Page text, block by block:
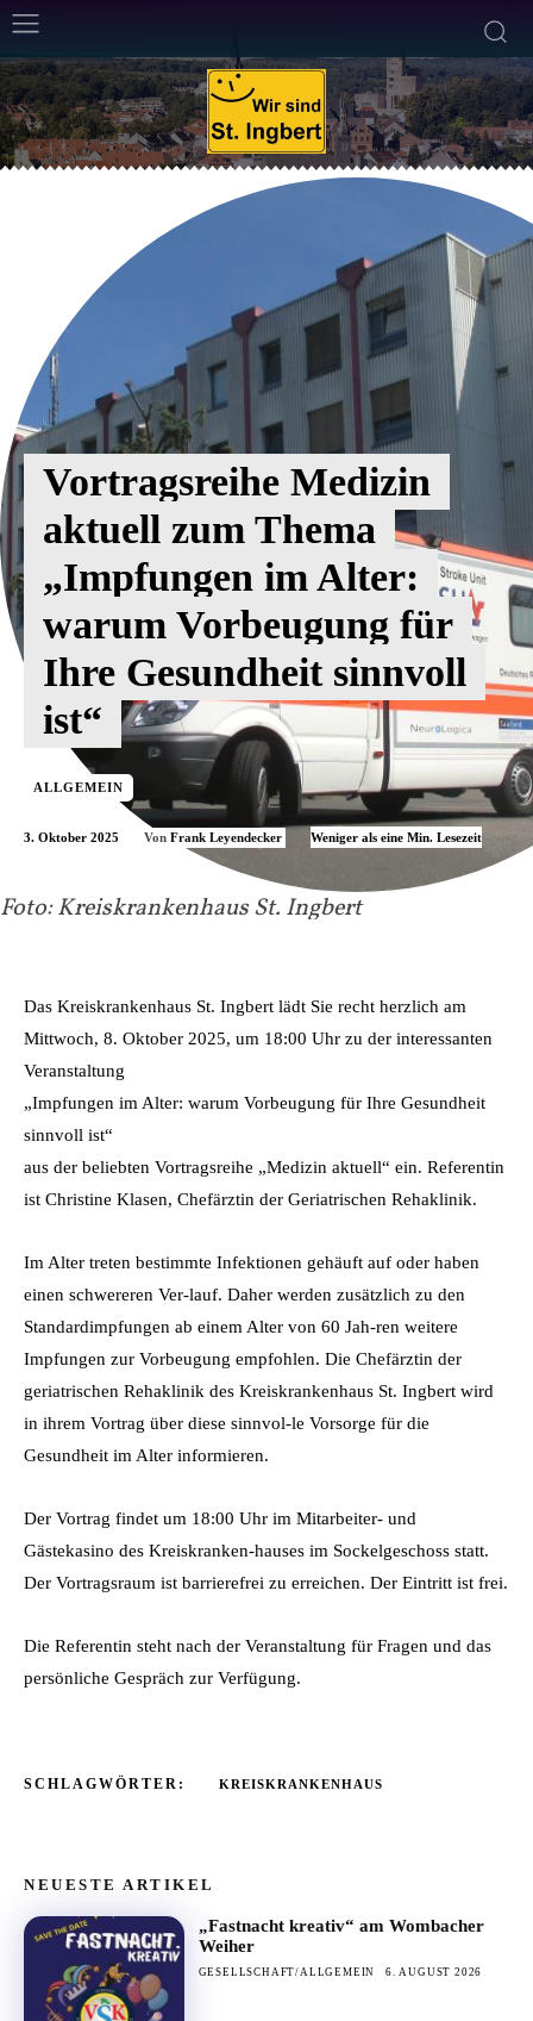
Foto: Kreiskrankenhaus St. Ingbert
Vortragsreihe Medizin
aktuell zum Thema
„Impfungen im Alter:
warum Vorbeugung für
Ihre Gesundheit sinnvoll
ist“
ALLGEMEIN
3. Oktober 2025 Von Frank Leyendecker Weniger als eine Min. Lesezeit
Das Kreiskrankenhaus St. Ingbert lädt Sie recht herzlich am
Mittwoch, 8. Oktober 2025, um 18:00 Uhr zu der interessanten
Veranstaltung
„Impfungen im Alter: warum Vorbeugung für Ihre Gesundheit
sinnvoll ist“
aus der beliebten Vortragsreihe „Medizin aktuell“ ein. Referentin
ist Christine Klasen, Chefärztin der Geriatrischen Rehaklinik.
Im Alter treten bestimmte Infektionen gehäuft auf oder haben
einen schwereren Ver-lauf. Daher werden zusätzlich zu den
Standardimpfungen ab einem Alter von 60 Jah-ren weitere
Impfungen zur Vorbeugung empfohlen. Die Chefärztin der
geriatrischen Rehaklinik des Kreiskrankenhaus St. Ingbert wird
in ihrem Vortrag über diese sinnvol-le Vorsorge für die
Gesundheit im Alter informieren.
Der Vortrag findet um 18:00 Uhr im Mitarbeiter- und
Gästekasino des Kreiskranken-hauses im Sockelgeschoss statt.
Der Vortragsraum ist barrierefrei zu erreichen. Der Eintritt ist frei.
Die Referentin steht nach der Veranstaltung für Fragen und das
persönliche Gespräch zur Verfügung.
SCHLAGWÖRTER: KREISKRANKENHAUS
NEUESTE ARTIKEL
„Fastnacht kreativ“ am Wombacher
Weiher
GESELLSCHAFT/ALLGEMEIN 6. AUGUST 2026